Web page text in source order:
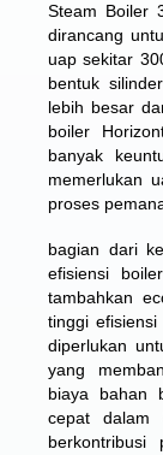
Steam Boiler
dirancang
uap sekitar
bentuk
lebih besar
boiler
banyak
memerlukan
proses
bagian dari
efisiensi
tambahkan
tinggi
diperlukan
yang
biaya bahan
cepat dalam
berkontribusi